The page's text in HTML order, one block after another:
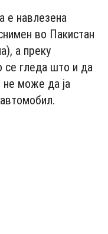
е навлезена
во Пакистан
а преку
се гледа што и да
не може да ја